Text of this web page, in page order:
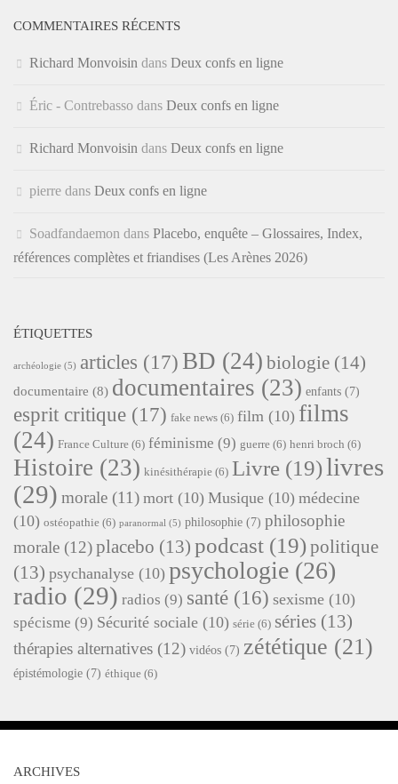
COMMENTAIRES RÉCENTS
Richard Monvoisin dans Deux confs en ligne
Éric - Contrebasso dans Deux confs en ligne
Richard Monvoisin dans Deux confs en ligne
pierre dans Deux confs en ligne
Soadfandaemon dans Placebo, enquête – Glossaires, Index,
références complètes et friandises (Les Arènes 2026)
ÉTIQUETTES
archéologie (5) articles (17) BD (24) biologie (14)
documentaire (8) documentaires (23) enfants (7)
esprit critique (17) fake news (6) film (10) films
(24) France Culture (6) féminisme (9) guerre (6) henri broch (6)
Histoire (23) kinésithérapie (6) Livre (19)livres
(29) morale (11) mort (10) Musique (10) médecine
(10) ostéopathie (6) paranormal (5) philosophie (7) philosophie
morale (12)placebo (13) podcast (19)politique
(13) psychanalyse (10) psychologie (26)
radio (29) radios (9) santé (16) sexisme (10)
spécisme (9) Sécurité sociale (10) série (6) séries (13)
thérapies alternatives (12) vidéos (7) zététique (21)
épistémologie (7) éthique (6)
ARCHIVES